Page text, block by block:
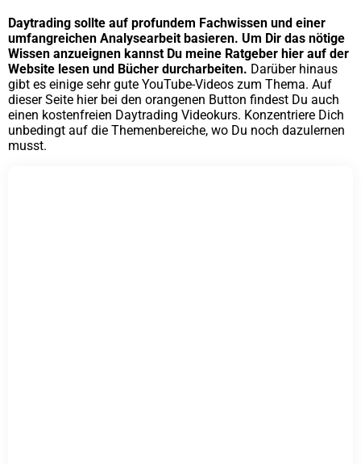
Daytrading sollte auf profundem Fachwissen und einer
umfangreichen Analysearbeit basieren. Um Dir das nötige
Wissen anzueignen kannst Du meine Ratgeber hier auf der
Website lesen und Bücher durcharbeiten. Darüber hinaus
gibt es einige sehr gute YouTube-Videos zum Thema. Auf
dieser Seite hier bei den orangenen Button findest Du auch
einen kostenfreien Daytrading Videokurs. Konzentriere Dich
unbedingt auf die Themenbereiche, wo Du noch dazulernen
musst.